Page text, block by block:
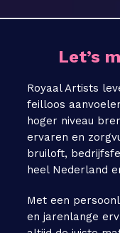
Let’s
Royaal Artists
feilloos
hoger niveau
ervaren en
bruiloft,
heel Nederland
Met een
en jarenlange